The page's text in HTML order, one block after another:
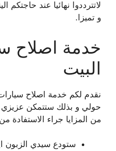
لاتترددوا نهائيا عند حاجتكم
و تميزا.
خدمة اصلاح
البيت
نقدم لكم خدمة اصلاح
حولي و بذلك ستتمكن عزيزي
من المزايا جراء الاستفادة
ستودع سيدي الزبون